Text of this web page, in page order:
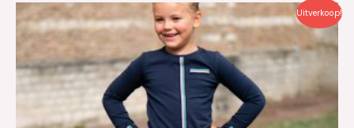
Uitverkoop!
Oorspronkelijke
prijs
was:
€39.95.
prijs
is:
€20.00.